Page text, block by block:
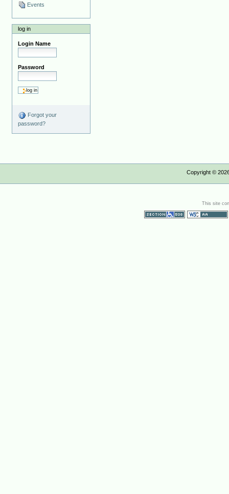
Events
log in
Login Name
Password
Forgot your
password?
Copyright ©
This site